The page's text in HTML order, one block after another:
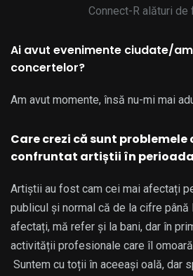
Connect-R alături de
Ai avut evenimente ciudate/
concertelor?
Am avut momente, însă nu-mi mai
Care crezi că sunt problemele
confruntat artiștii în
Artiștii au fost cam cei mai afectați
publicul și normal că de la cifre
afectați, mă refer și la bani, dar în
activității profesionale care îl
Suntem cu toții în aceeași oală, dar